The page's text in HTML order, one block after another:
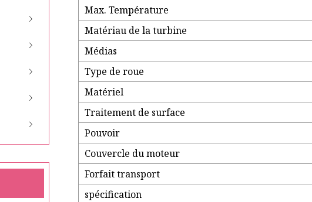
Max. Température
Matériau de la turbine
Médias
Type de roue
Matériel
Traitement de surface
Pouvoir
Couvercle du moteur
Forfait transport
spécification